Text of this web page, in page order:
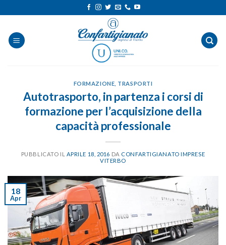
ai
contenuti
FORMAZIONE TRASPORTI
Autotrasporto, in partenza i corsi di
formazione per l’acquisizione della
capacità professionale
PUBBLICATO IL APRILE 18, 2016 DA CONFARTIGIANATO IMPRESE
VITERBO
18
Apr